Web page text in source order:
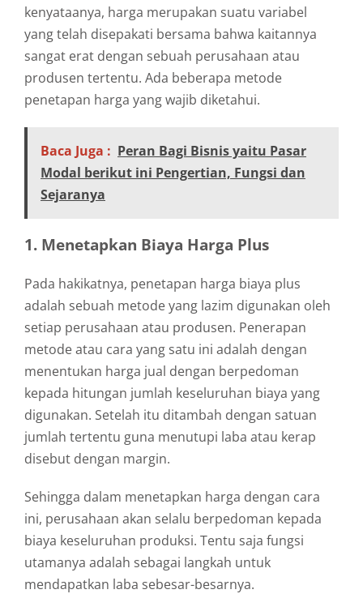
kenyataanya, harga merupakan suatu variabel
yang telah disepakati bersama bahwa kaitannya
sangat erat dengan sebuah perusahaan atau
produsen tertentu. Ada beberapa metode
penetapan harga yang wajib diketahui.
Baca Juga : Peran Bagi Bisnis yaitu Pasar
Modal berikut ini Pengertian, Fungsi dan
Sejaranya
1. Menetapkan Biaya Harga Plus
Pada hakikatnya, penetapan harga biaya plus
adalah sebuah metode yang lazim digunakan oleh
setiap perusahaan atau produsen. Penerapan
metode atau cara yang satu ini adalah dengan
menentukan harga jual dengan berpedoman
kepada hitungan jumlah keseluruhan biaya yang
digunakan. Setelah itu ditambah dengan satuan
jumlah tertentu guna menutupi laba atau kerap
disebut dengan margin.
Sehingga dalam menetapkan harga dengan cara
ini, perusahaan akan selalu berpedoman kepada
biaya keseluruhan produksi. Tentu saja fungsi
utamanya adalah sebagai langkah untuk
mendapatkan laba sebesar-besarnya.